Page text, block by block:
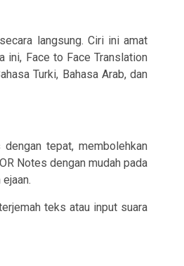
langsung. Ciri ini amat
ini, Face to Face Translation
Turki, Bahasa Arab, dan
tepat, membolehkan
Notes dengan mudah pada
teks atau input suara